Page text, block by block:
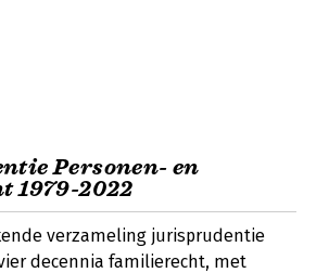
Personen- en
1979-2022
verzameling jurisprudentie
decennia familierecht, met